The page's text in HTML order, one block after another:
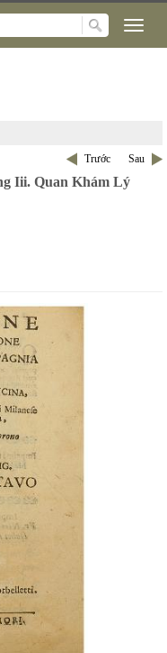
Trước Sau
Iii. Quan Khám Lý